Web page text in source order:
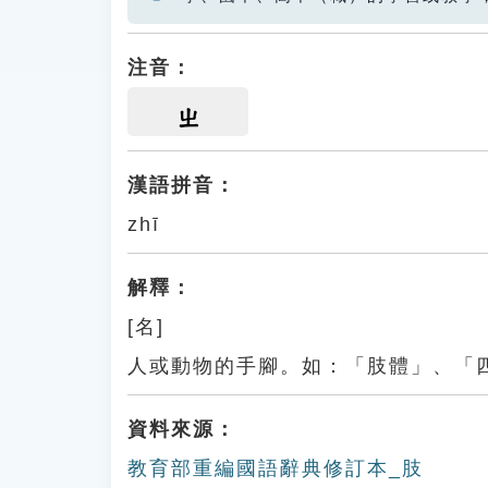
注音：
ㄓ
漢語拼音：
zhī
解釋：
[名]
人或動物的手腳。如：「肢體」、
資料來源：
教育部重編國語辭典修訂本_肢